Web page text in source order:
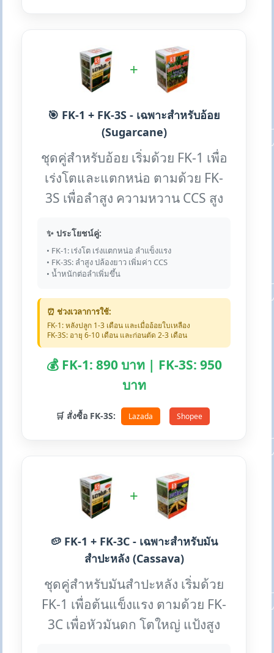
+
🎯 FK-1 + FK-3S - เฉพาะสำหรับอ้อย
(Sugarcane)
ชุดคู่สำหรับอ้อย เริ่มด้วย FK-1 เพื่อ
เร่งโตและแตกหน่อ ตามด้วย FK-
3S เพื่อลำสูง ความหวาน CCS สูง
✨ ประโยชน์คู่:
• FK-1: เร่งโต เร่งแตกหน่อ ลำแข็งแรง
• FK-3S: ลำสูง ปล้องยาว เพิ่มค่า CCS
• น้ำหนักต่อลำเพิ่มขึ้น
⏰ ช่วงเวลาการใช้:
FK-1: หลังปลูก 1-3 เดือน และเมื่ออ้อยใบเหลือง
FK-3S: อายุ 6-10 เดือน และก่อนตัด 2-3 เดือน
💰 FK-1: 890 บาท | FK-3S: 950
บาท
🛒 สั่งซื้อ FK-3S: Lazada Shopee
+
🥔 FK-1 + FK-3C - เฉพาะสำหรับมัน
สำปะหลัง (Cassava)
ชุดคู่สำหรับมันสำปะหลัง เริ่มด้วย
FK-1 เพื่อต้นแข็งแรง ตามด้วย FK-
3C เพื่อหัวมันดก โตใหญ่ แป้งสูง